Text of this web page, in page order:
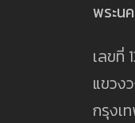
พระน
เลขที่
แขวง
กรุงเ